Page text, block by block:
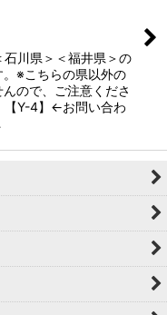
川県＞＜福井県＞の
※こちらの県以外の
ので、ご注意くださ
Y-4】←お問い合わ